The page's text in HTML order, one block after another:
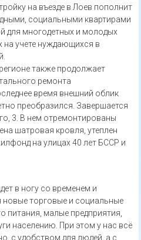
на въезде в Лоев пополнит
социальными квартирами
для многодетных и молодых
на учете нуждающихся в
также продолжает
ремонта
время внешний облик
преобразился. Завершается
3. В нем отремонтированы
шатровая кровля, утеплен
на улицах 40 лет БССР и
в ногу со временем и
торговые и социальные
питания, малые предприятия,
населению. При этом у нас всё
с удобством для людей, а с